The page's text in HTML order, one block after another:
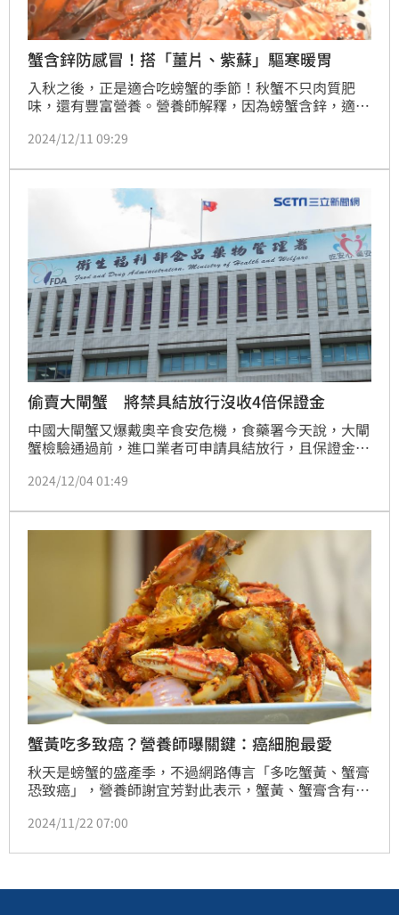
蟹含鋅防感冒！搭「薑片、紫蘇」驅寒暖胃
入秋之後，正是適合吃螃蟹的季節！秋蟹不只肉質肥
味，還有豐富營養。營養師解釋，因為螃蟹含鋅，適量
蟹膏膽固醇高，建議成人每次吃200克的蟹肉就好，千
配薑茶、紫蘇或酒釀驅寒暖胃。
2024/12/11 09:29
偷賣大閘蟹 將禁具結放行沒收4倍保證金
中國大閘蟹又爆戴奧辛食安危機，食藥署今天說，大閘
蟹檢驗通過前，進口業者可申請具結放行，且保證金為
行，並沒收保證金。
2024/12/04 01:49
蟹黃吃多致癌？營養師曝關鍵：癌細胞最愛
秋天是螃蟹的盛產季，不過網路傳言「多吃蟹黃、蟹膏
恐致癌」，營養師謝宜芳對此表示，蟹黃、蟹膏含有較
下，恐增加罹癌風險，例如乳癌、胰臟癌等，建議民眾
2024/11/22 07:00